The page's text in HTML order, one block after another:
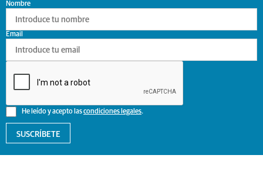
Nombre
He leído y acepto lascondiciones legales.
Email
SUSCRÍBETE